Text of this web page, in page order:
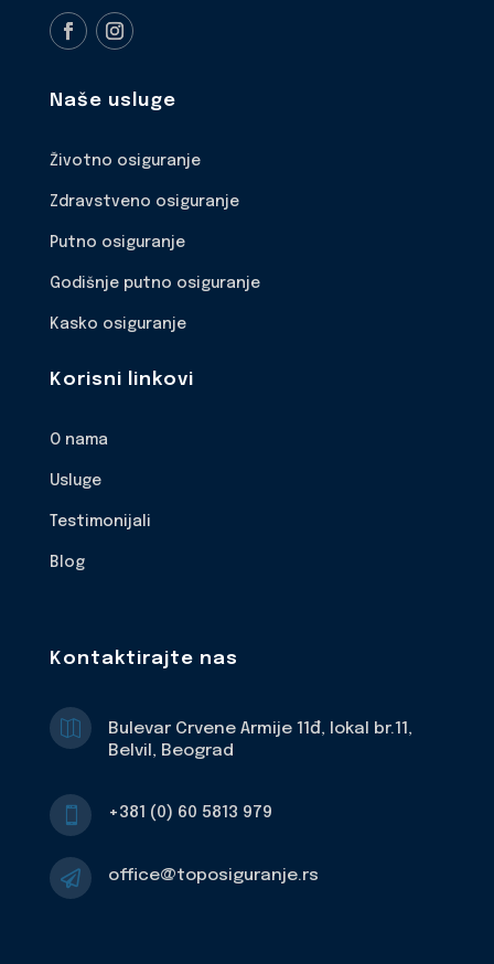
Naše usluge
Životno osiguranje
Zdravstveno osiguranje
Putno osiguranje
Godišnje putno osiguranje
Kasko osiguranje
Korisni linkovi
O nama
Usluge
Testimonijali
Blog
Kontaktirajte nas

Bulevar Crvene Armije 11đ, lokal br.11,
Belvil, Beograd
 +381 (0) 60 5813 979
 office@toposiguranje.rs